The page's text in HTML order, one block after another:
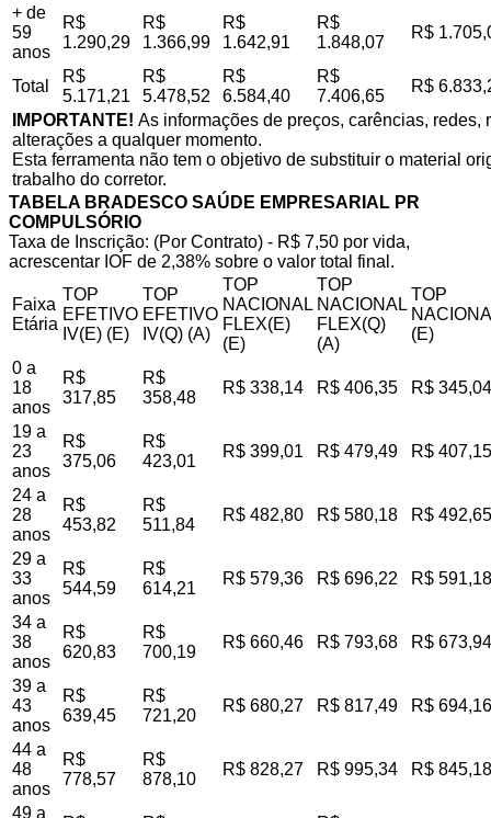
+ de
59
anos
R$
1.290,29
R$
1.366,99
R$
1.642,91
R$
1.848,07
R$
Total
R$
5.171,21
R$
5.478,52
R$
6.584,40
R$
7.406,65
R$
IMPORTANTE! As informações de preços, carências,
alterações a qualquer momento.
Esta ferramenta não tem o objetivo de substituir o material
trabalho do corretor.
TABELA BRADESCO SAÚDE EMPRESARIAL PR
COMPULSÓRIO
Taxa de Inscrição: (Por Contrato) - R$ 7,50 por vida,
acrescentar IOF de 2,38% sobre o valor total final.
Faixa
Etária
TOP
EFETIVO
IV(E) (E)
TOP
EFETIVO
IV(Q) (A)
TOP
NACIONAL
FLEX(E)
(E)
TOP
NACIONAL
FLEX(Q)
(A)
TOP
(E)
0 a
18
anos
R$
317,85
R$
358,48
R$ 338,14 R$ 406,35 R$ 345,04
19 a
23
anos
R$
375,06
R$
423,01
R$ 399,01 R$ 479,49 R$ 407,15
24 a
28
anos
R$
453,82
R$
511,84
R$ 482,80 R$ 580,18 R$ 492,65
29 a
33
anos
R$
544,59
R$
614,21
R$ 579,36 R$ 696,22 R$ 591,18
34 a
38
anos
R$
620,83
R$
700,19
R$ 660,46 R$ 793,68 R$ 673,94
39 a
43
anos
R$
639,45
R$
721,20
R$ 680,27 R$ 817,49 R$ 694,16
44 a
48
anos
R$
778,57
R$
878,10
R$ 828,27 R$ 995,34 R$ 845,18
49 a